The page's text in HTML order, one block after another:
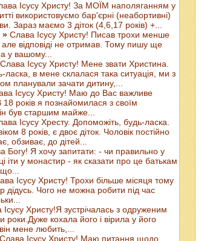
Ісусу Христу! За МОЇМ наполяганням у
використовуємо бар'єрні (неабортивні)
Зараз маємо 3 діток (4,6,17 років) +...
»Слава Ісусу Христу! Писав трохи менше
але відповіді не отримав. Тому пишу ще
у вашому...
Ісусу Христу! Мене звати Христина.
ласка, в мене склалася така ситуація, ми з
планували зачати дитину,...
Ісусу Христу! Маю до Вас важливе
років я познайомилася з своїм
був старшим майже...
Ісусу Хресту. Допоможіть, будь-ласка.
8 років, є двоє діток. Чоловік постійно
обзиває, до дітей...
Богу! Я хочу запитати: - чи правильно у
іти у монастир - як сказати про це батькам
Ісусу Христу! Трохи більше місяця тому
дідусь. Чого не можна робити під час
Христу!Я зустрічалась з одруженим
роки.Дуже кохала його і вірила у його
мене любить,...
Ісусу Христу! Маю питання щодо